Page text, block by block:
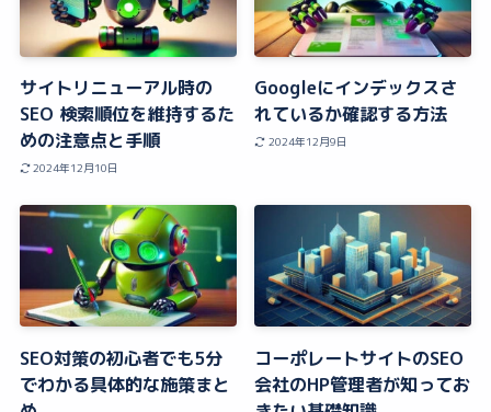
サイトリニューアル時の
SEO 検索順位を維持するた
めの注意点と手順
2024年12月10日
Googleにインデックスさ
れているか確認する方法
2024年12月9日
SEO対策の初心者でも5分
でわかる具体的な施策まと
コーポレートサイトのSEO
会社のHP管理者が知ってお